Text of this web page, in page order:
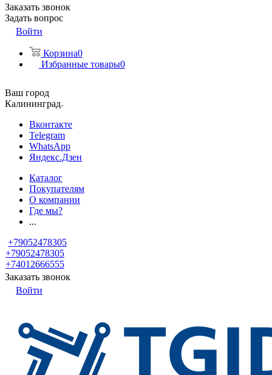
Заказать звонок
Задать вопрос
Войти
Корзина0
Избранные товары0
Ваш город
Калининград
Вконтакте
Telegram
WhatsApp
Яндекс.Дзен
Каталог
Покупателям
О компании
Где мы?
...
+79052478305
+79052478305
+74012666555
Заказать звонок
Войти